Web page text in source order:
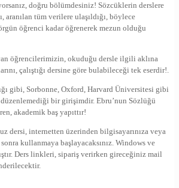
doğru bölümdesiniz! Sözcüklerin derslere
aranılan tüm verilere ulaşıldığı, böylece
öğrenci kadar öğrenerek mezun olduğu
öğrencilerimizin, okuduğu dersle ilgili aklına
çalıştığı dersine göre bulabileceği tek eserdir!.
gibi, Sorbonne, Oxford, Harvard Üniversitesi gibi
bir girişimdir. Ebru’nun Sözlüğü
akademik baş yapıttır!
dersi, internetten üzerinden bilgisayarınıza veya
kullanmaya başlayacaksınız. Windows ve
Ders linkleri, sipariş verirken gireceğiniz mail